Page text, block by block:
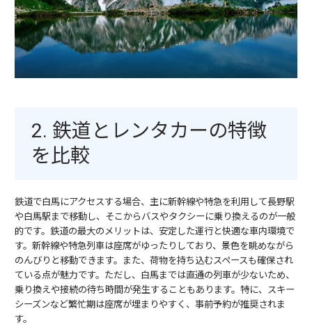
2. 鉄道とレンタカーの特徴
を比較
鉄道で白馬にアクセスする場合、主に新幹線や特急を利用して長野駅
や白馬駅まで移動し、そこからバスやタクシーに乗り換えるのが一般
的です。鉄道の最大のメリットは、安定した運行と快適な車内環境で
す。新幹線や特急列車は座席がゆったりしており、景色を眺めながら
のんびりと移動できます。また、荷物を持ち込むスペースも確保され
ている点が魅力です。ただし、白馬までは直通の列車が少ないため、
乗り換えや接続の待ち時間が発生することもあります。特に、スキー
シーズンなど繁忙期は座席が埋まりやすく、事前予約が推奨されま
す。